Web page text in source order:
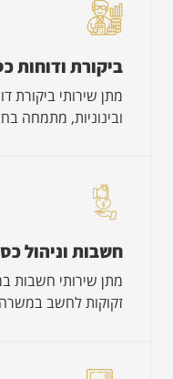
ביקורת ודוחות
מתן שירותי ביקורת
ובינוניות, מתמחה
חשבות וניהול
מתן שירותי חשבות
זקוקות לחשב